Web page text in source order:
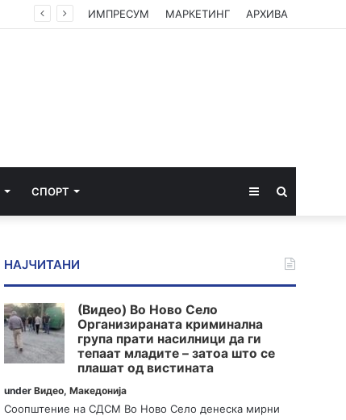
ИМПРЕСУМ МАРКЕТИНГ АРХИВА
СПОРТ Sidebar
НАЈЧИТАНИ
(Видео) Во Ново Село
Организираната криминална
група прати насилници да ги
тепаат младите – затоа што се
плашат од вистината
underВидео,Македонија
Соопштение на СДСМ Во Ново Село денеска мирни